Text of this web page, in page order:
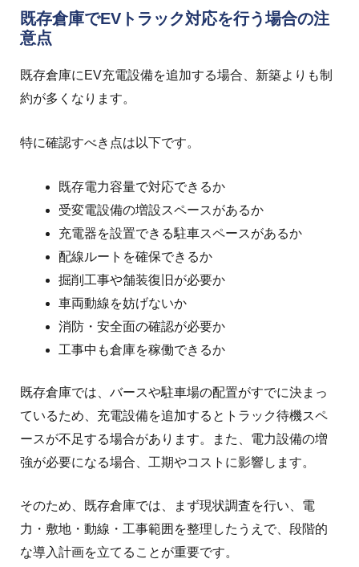
既存倉庫でEVトラック対応を行う場合の注
意点
既存倉庫にEV充電設備を追加する場合、新築よりも制
約が多くなります。
特に確認すべき点は以下です。
既存電力容量で対応できるか
受変電設備の増設スペースがあるか
充電器を設置できる駐車スペースがあるか
配線ルートを確保できるか
掘削工事や舗装復旧が必要か
車両動線を妨げないか
消防・安全面の確認が必要か
工事中も倉庫を稼働できるか
既存倉庫では、バースや駐車場の配置がすでに決まっ
ているため、充電設備を追加するとトラック待機スペ
ースが不足する場合があります。
また、電力設備の増
強が必要になる場合、工期やコストに影響します。
そのため、既存倉庫では、まず現状調査を行い、電
力・敷地・動線・工事範囲を整理したうえで、段階的
な導入計画を立てることが重要です。